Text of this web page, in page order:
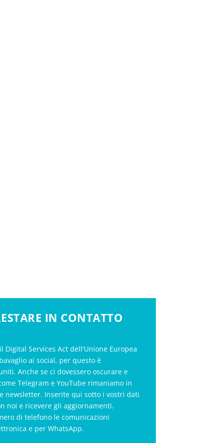
IN CONTATTO
Digital Services Act dell'Unione Europea
ai social, per questo è
Anche se ci dovessero oscurare e
Telegram e YouTube rimaniamo in
newsletter. Inserite qui sotto i vostri dati
noi e ricevere gli aggiornamenti.
di telefono le comunicazioni
e per WhatsApp.